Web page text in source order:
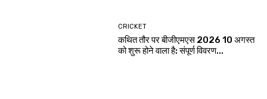
CRICKET
कथित तौर पर बीजीएमएस 2026 10 अगस्त
को शुरू होने वाला है: संपूर्ण विवरण...